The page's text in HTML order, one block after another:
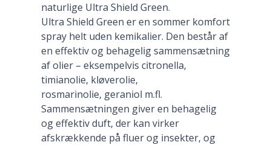
naturlige Ultra Shield Green.
Ultra Shield Green er en sommer komfort
spray helt uden kemikalier. Den består af
en effektiv og behagelig sammensætning
af olier – eksempelvis citronella,
timianolie, kløverolie,
rosmarinolie, geraniol m.fl.
Sammensætningen giver en behagelig
og effektiv duft, der kan virker
afskrækkende på fluer og insekter, og